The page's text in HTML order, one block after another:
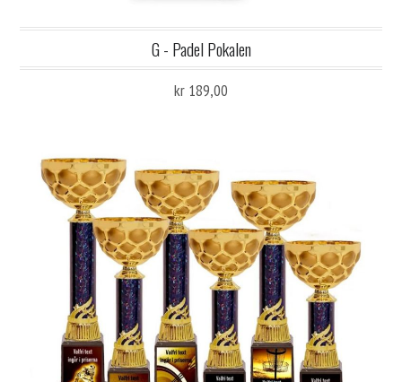
G - Padel Pokalen
kr 189,00